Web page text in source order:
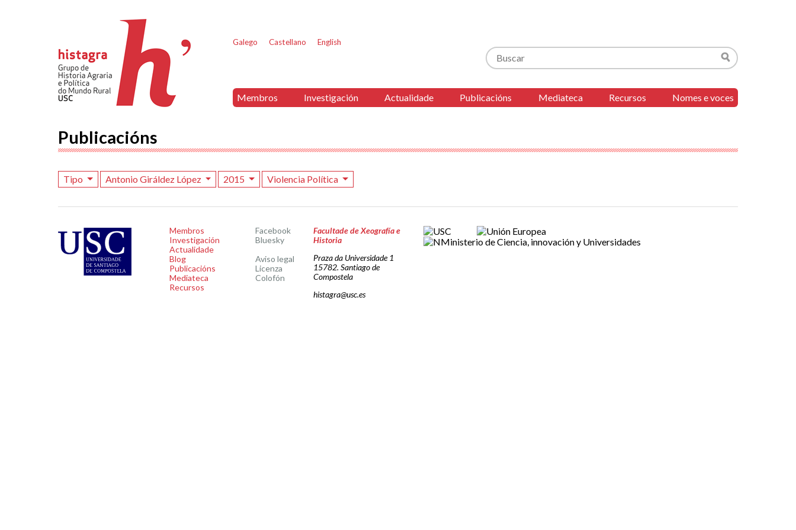
Galego Castellano English
Buscar
Buscar
Membros Investigación Actualidade Publicacións Mediateca Recursos Nomes e voces
Publicacións
Tipo Antonio Giráldez López 2015 Violencia Política
Membros
Investigación
Actualidade
Blog
Publicacións
Mediateca
Recursos
Facebook
Bluesky
Aviso legal
Licenza
Colofón
Facultade de Xeografía e
Historia
Praza da Universidade 1
15782. Santiago de
Compostela
histagra@usc.es